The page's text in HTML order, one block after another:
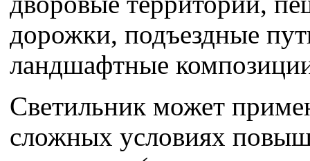
дорожки, подъездные
ландшафтные
Светильник может
сложных условиях